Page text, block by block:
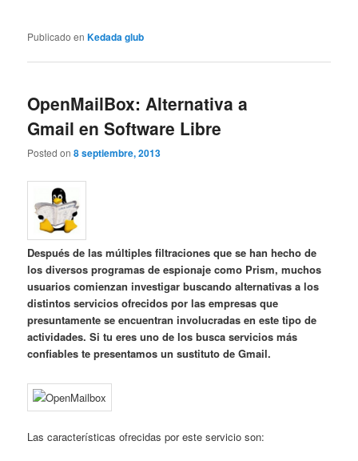
Publicado en Kedada glub
OpenMailBox: Alternativa a
Gmail en Software Libre
Posted on8 septiembre, 2013
Después de las múltiples filtraciones que se han hecho de
los diversos programas de espionaje como Prism, muchos
usuarios comienzan investigar buscando alternativas a los
distintos servicios ofrecidos por las empresas que
presuntamente se encuentran involucradas en este tipo de
actividades. Si tu eres uno de los busca servicios más
confiables te presentamos un sustituto de Gmail.
Las características ofrecidas por este servicio son: